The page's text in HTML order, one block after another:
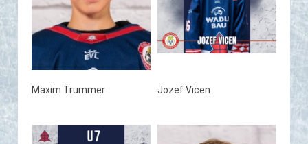
Maxim Trummer Jozef Vicen